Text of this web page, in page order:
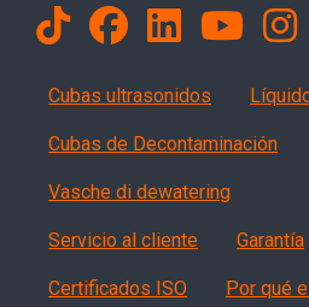
Products
Cubas ultrasonidos
Cubas de Decontaminación
Vasche di dewatering
Servizi, garanzia, QA
Servicio al cliente Garantía
Certificados ISO Por qué